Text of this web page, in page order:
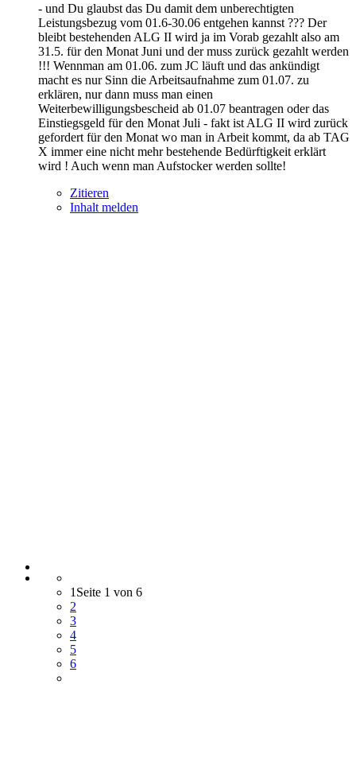
- und Du glaubst das Du damit dem unberechtigten
Leistungsbezug vom 01.6-30.06 entgehen kannst ??? Der
bleibt bestehenden ALG II wird ja im Vorab gezahlt also am
31.5. für den Monat Juni und der muss zurück gezahlt werden
!!! Wennman am 01.06. zum JC läuft und das ankündigt
macht es nur Sinn die Arbeitsaufnahme zum 01.07. zu
erklären, nur dann muss man einen
Weiterbewilligungsbescheid ab 01.07 beantragen oder das
Einstiegsgeld für den Monat Juli - fakt ist ALG II wird zurück
gefordert für den Monat wo man in Arbeit kommt, da ab TAG
X immer eine nicht mehr bestehende Bedürftigkeit erklärt
wird ! Auch wenn man Aufstocker werden sollte!
Zitieren
Inhalt melden
1 Seite 1 von 6
2
3
4
5
6